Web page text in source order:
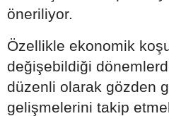
öneriliyor.
Özellikle ekonomik
değişebildiği
düzenli olarak gözden
gelişmelerini takip